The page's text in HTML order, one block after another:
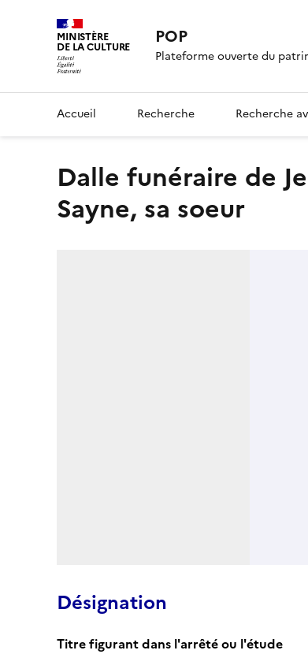
MINISTÈRE
DE LA CULTURE POP
Plateforme ouverte du
Accueil Recherche Recherche
dalle funéraire de Jeannette La Sainure, et de Marguerite Le
Sayne, sa soeur
Désignation
Titre figurant dans l'arrêté ou l'étude